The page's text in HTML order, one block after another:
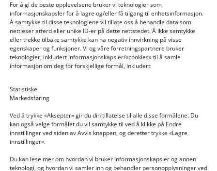
For å gi de beste opplevelsene bruker vi teknologier som
informasjonskapsler for å lagre og/eller få tilgang til enhetsinformasjon.
Å samtykke til disse teknologiene vil tillate oss å behandle data som
nettleser atferd eller unike ID-er på dette nettstedet. Å ikke samtykke
eller trekke tilbake samtykke kan ha negativ innvirkning på visse
egenskaper og funksjoner. Vi og våre forretningspartnere bruker
teknologier, inkludert informasjonskapsler/«cookies» til å samle
informasjon om deg for forskjellige formål, inkludert:
Statistiske
Markedsføring
Ved å trykke «Aksepter» gir du din tillatelse til alle disse formålene. Du
kan også velge formålet du vil samtykke til ved å klikke på Endre
innstillinger ved siden av Avvis knappen, og deretter trykke «Lagre
innstillinger».
Du kan lese mer om hvordan vi bruker informasjonskapsler og annen
teknologi, og hvordan vi samler inn og behandler personopplysninger ved
INFORMASJON